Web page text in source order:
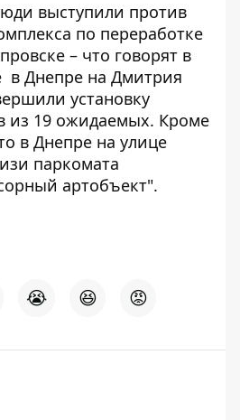
выступили против
по переработке
– что говорят в
в Днепре на Дмитрия
установку
из 19 ожидаемых. Кроме
в Днепре на улице
паркомата
артобъект".
😭 😆 😡